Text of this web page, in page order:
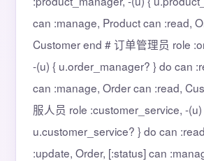
can :manage, Product can :read,
Customer end # 订单管理员 role
-(u) { u.order_manager? } do can
can :manage, Order can :read,
服人员 role :customer_service, -
u.customer_service? } do can
:update, Order, [:status] can